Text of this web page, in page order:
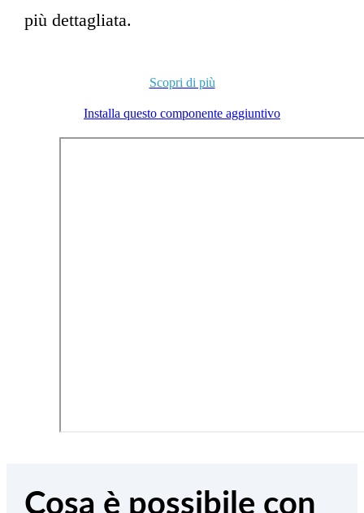
più dettagliata.
Scopri di più
Installa questo componente aggiuntivo
Cosa è possibile con